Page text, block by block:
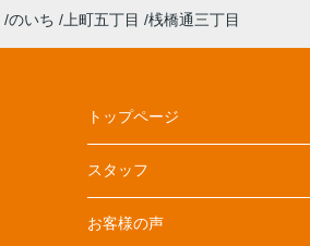
のいち 上町五丁目 桟橋通三丁目
トップページ
スタッフ
お客様の声